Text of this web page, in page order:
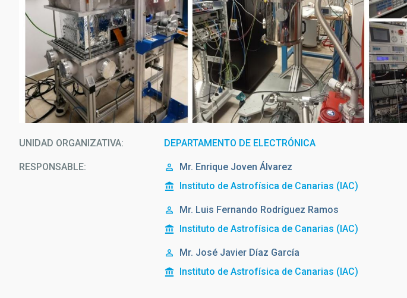
UNIDAD ORGANIZATIVA DEPARTAMENTO DE ELECTRÓNICA
RESPONSABLE Mr. Enrique Joven Álvarez
Instituto de Astrofísica de Canarias (IAC)
Mr. Luis Fernando Rodríguez Ramos
Instituto de Astrofísica de Canarias (IAC)
Mr. José Javier Díaz García
Instituto de Astrofísica de Canarias (IAC)